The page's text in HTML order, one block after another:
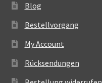
Blog
Bestellvorgang
My Account
Rücksendungen